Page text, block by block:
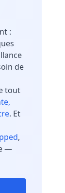
:
de
tout
. Et
,
—